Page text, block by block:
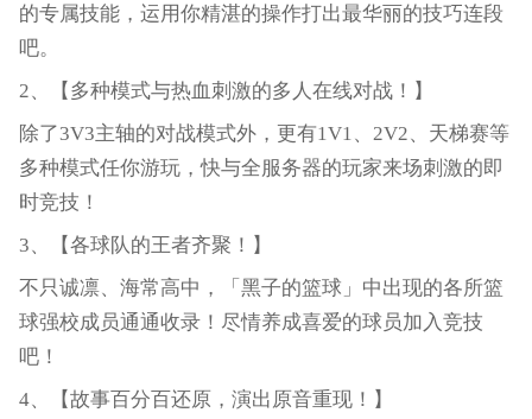
的专属技能，运用你精湛的操作打出最华丽的技巧连段
吧。
2、【多种模式与热血刺激的多人在线对战！】
除了3V3主轴的对战模式外，更有1V1、2V2、天梯赛等
多种模式任你游玩，快与全服务器的玩家来场刺激的即
时竞技！
3、【各球队的王者齐聚！】
不只诚凛、海常高中，「黑子的篮球」中出现的各所篮
球强校成员通通收录！尽情养成喜爱的球员加入竞技
吧！
4、【故事百分百还原，演出原音重现！】